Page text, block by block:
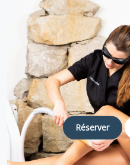
Réserver